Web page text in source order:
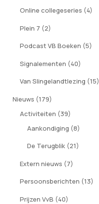
Online collegeseries (4)
Plein 7 (2)
Podcast VB Boeken (5)
Signalementen (40)
Van Slingelandtlezing (15)
Nieuws (179)
Activiteiten (39)
Aankondiging (8)
De Terugblik (21)
Extern nieuws (7)
Persoonsberichten (13)
Prijzen VvB (40)